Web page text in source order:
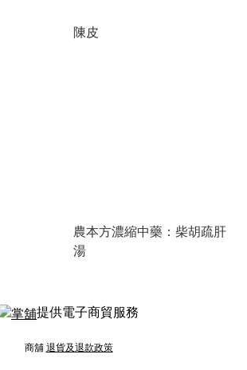
陳皮
農本方濃縮中藥：柴胡疏肝
湯
提供電子商貿服務
商舖 退貨及退款政策